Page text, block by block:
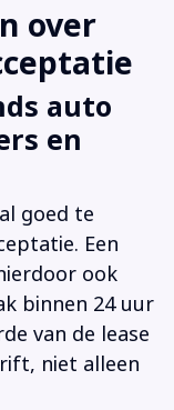
over
auto
en
goed te
Een
ook
binnen 24 uur
van de lease
niet alleen